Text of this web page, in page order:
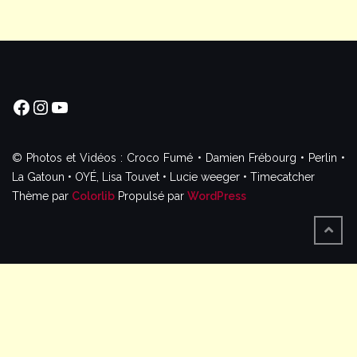
Facebook
Instagram
YouTube
© Photos et Vidéos : Croco Fumé • Damien Frébourg • Perlin •
La Gatoun • OYÉ, Lisa Touvet • Lucie weeger • Timecatcher
Thème par Colorlib Propulsé par WordPress